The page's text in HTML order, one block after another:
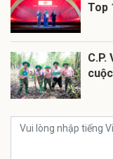
Top
C.P.